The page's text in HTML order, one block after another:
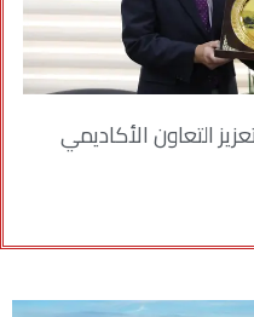
التعاون الأكاديمي